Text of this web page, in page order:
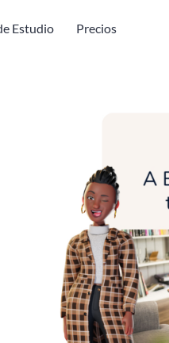
Estudio Precios